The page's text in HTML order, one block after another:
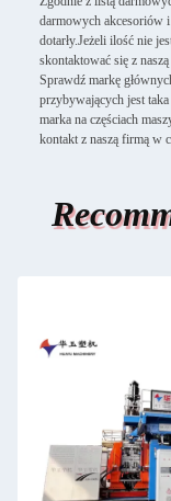
darmowych akcesoriów
dotarły.Jeżeli ilość nie
skontaktować się z
Sprawdź markę
przybywających jest
marka na częściach
kontakt z naszą firmą w